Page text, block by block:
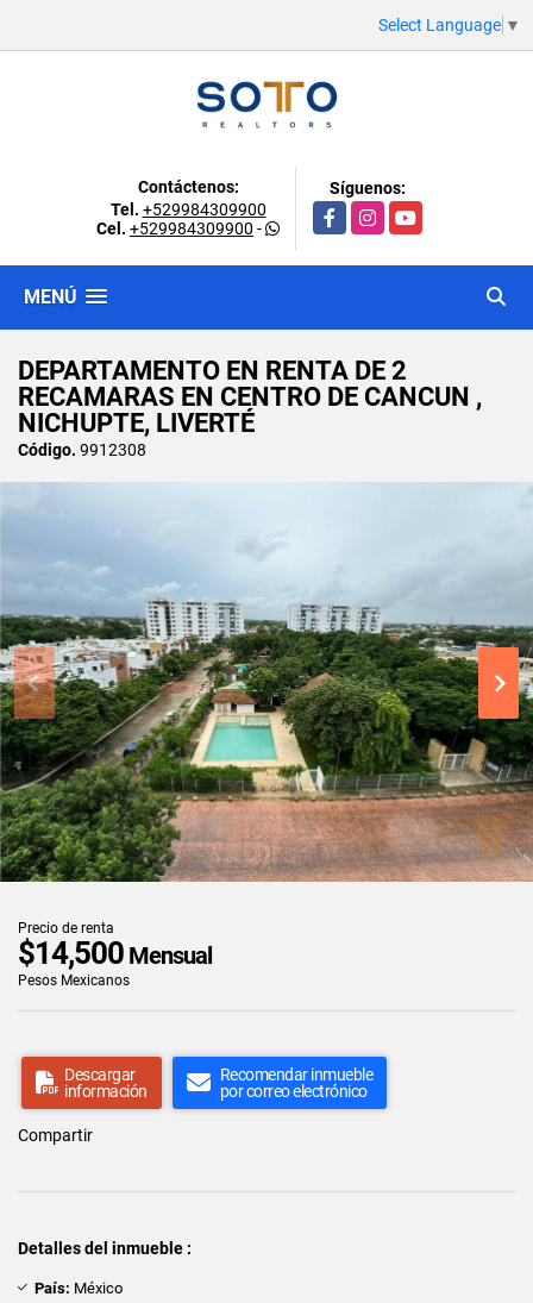
Select Language ▼
Contáctenos:
Tel. +529984309900
Cel. +529984309900 -
Síguenos:
FacebookInstagramYouTube
MENÚ
DEPARTAMENTO EN RENTA DE 2
RECAMARAS EN CENTRO DE CANCUN ,
NICHUPTE, LIVERTÉ
Código. 9912308
Precio de renta
$14,500 Mensual
Pesos Mexicanos
Descargar
información
Recomendar inmueble
por correo electrónico
Compartir
Detalles del inmueble :
País: México